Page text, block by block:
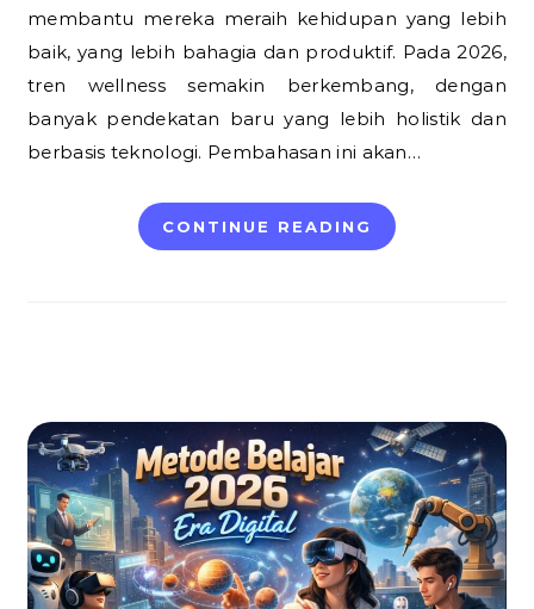
membantu mereka meraih kehidupan yang lebih
baik, yang lebih bahagia dan produktif. Pada 2026,
tren wellness semakin berkembang, dengan
banyak pendekatan baru yang lebih holistik dan
berbasis teknologi. Pembahasan ini akan…
CONTINUE READING